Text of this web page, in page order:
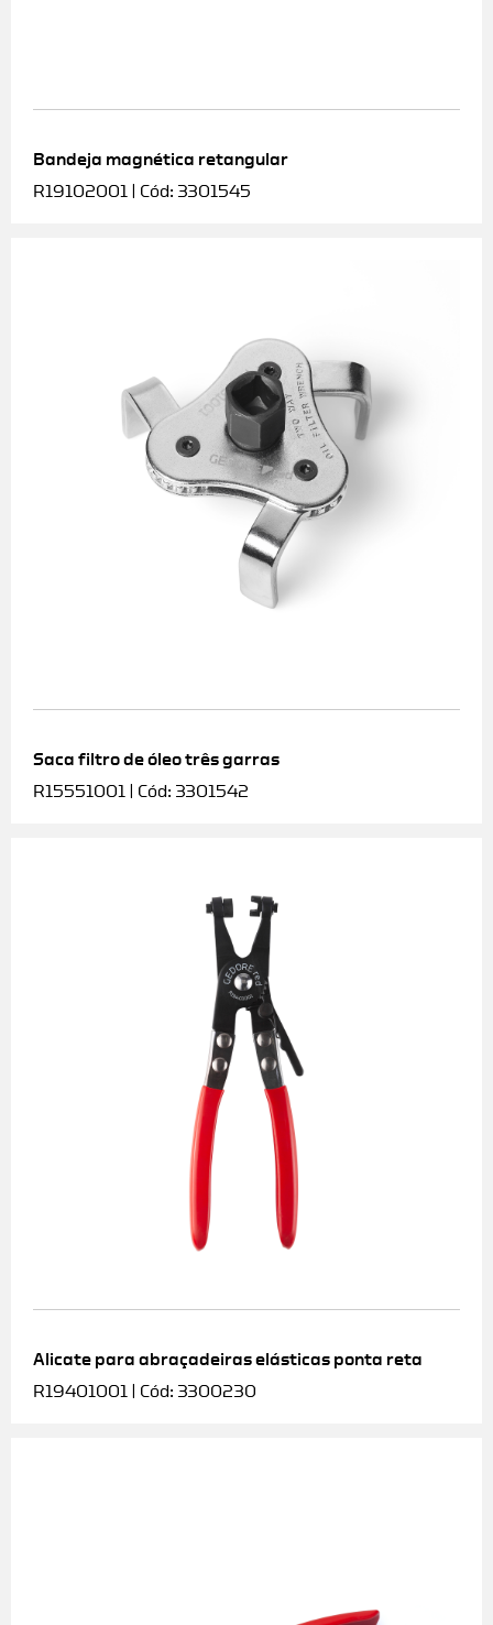
Bandeja magnética retangular
R19102001 | Cód: 3301545
Saca filtro de óleo três garras
R15551001 | Cód: 3301542
Alicate para abraçadeiras elásticas ponta reta
R19401001 | Cód: 3300230